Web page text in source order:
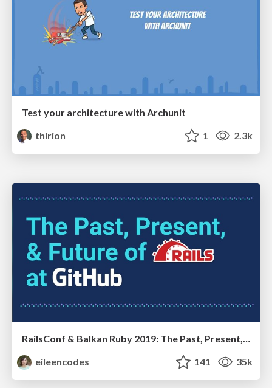
Test your architecture with Archunit
thirion
1 2.3k
RailsConf & Balkan Ruby 2019: The Past, Present, and Future of Rails at GitHub
eileencodes
141 35k